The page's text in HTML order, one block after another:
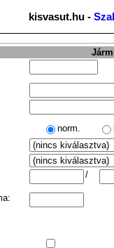
kisvasut.hu -
norm.
/